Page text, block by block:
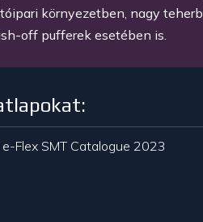
környezetben, nagy
off pufferek esetében is.
e-Flex SMT Catalogue 2023